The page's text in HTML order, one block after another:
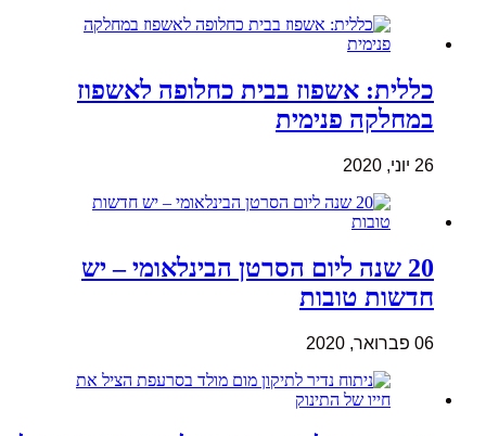
כללית: אשפוז בבית כחלופה לאשפוז
במחלקה פנימית
26 יוני, 2020
20 שנה ליום הסרטן הבינלאומי – יש
חדשות טובות
06 פברואר, 2020